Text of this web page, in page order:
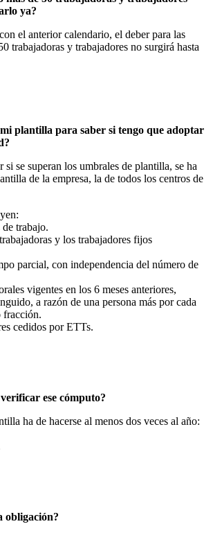
ya?
el anterior calendario, el deber para las
trabajadoras y trabajadores no surgirá hasta
plantilla para saber si tengo que adoptar
si se superan los umbrales de plantilla, se ha
de la empresa, la de todos los centros de
de trabajo.
y los trabajadores fijos
parcial, con independencia del número de
vigentes en los 6 meses anteriores,
a razón de una persona más por cada
fracción.
cedidos por ETTs.
ese cómputo?
ha de hacerse al menos dos veces al año:
obligación?